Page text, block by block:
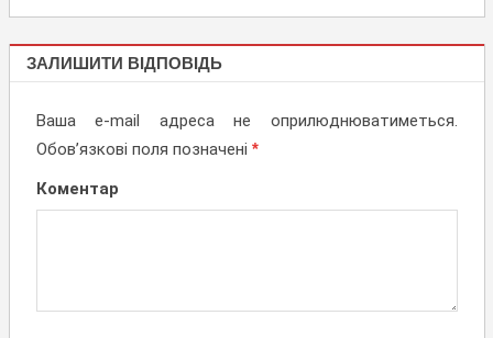
ЛАЙТБОКСИ,
СВІТЛОВІ
ЗАЛИШИТИ ВІДПОВІДЬ
Ваша e-mail адреса не оприлюднюватиметься.
Обов’язкові поля позначені *
Коментар